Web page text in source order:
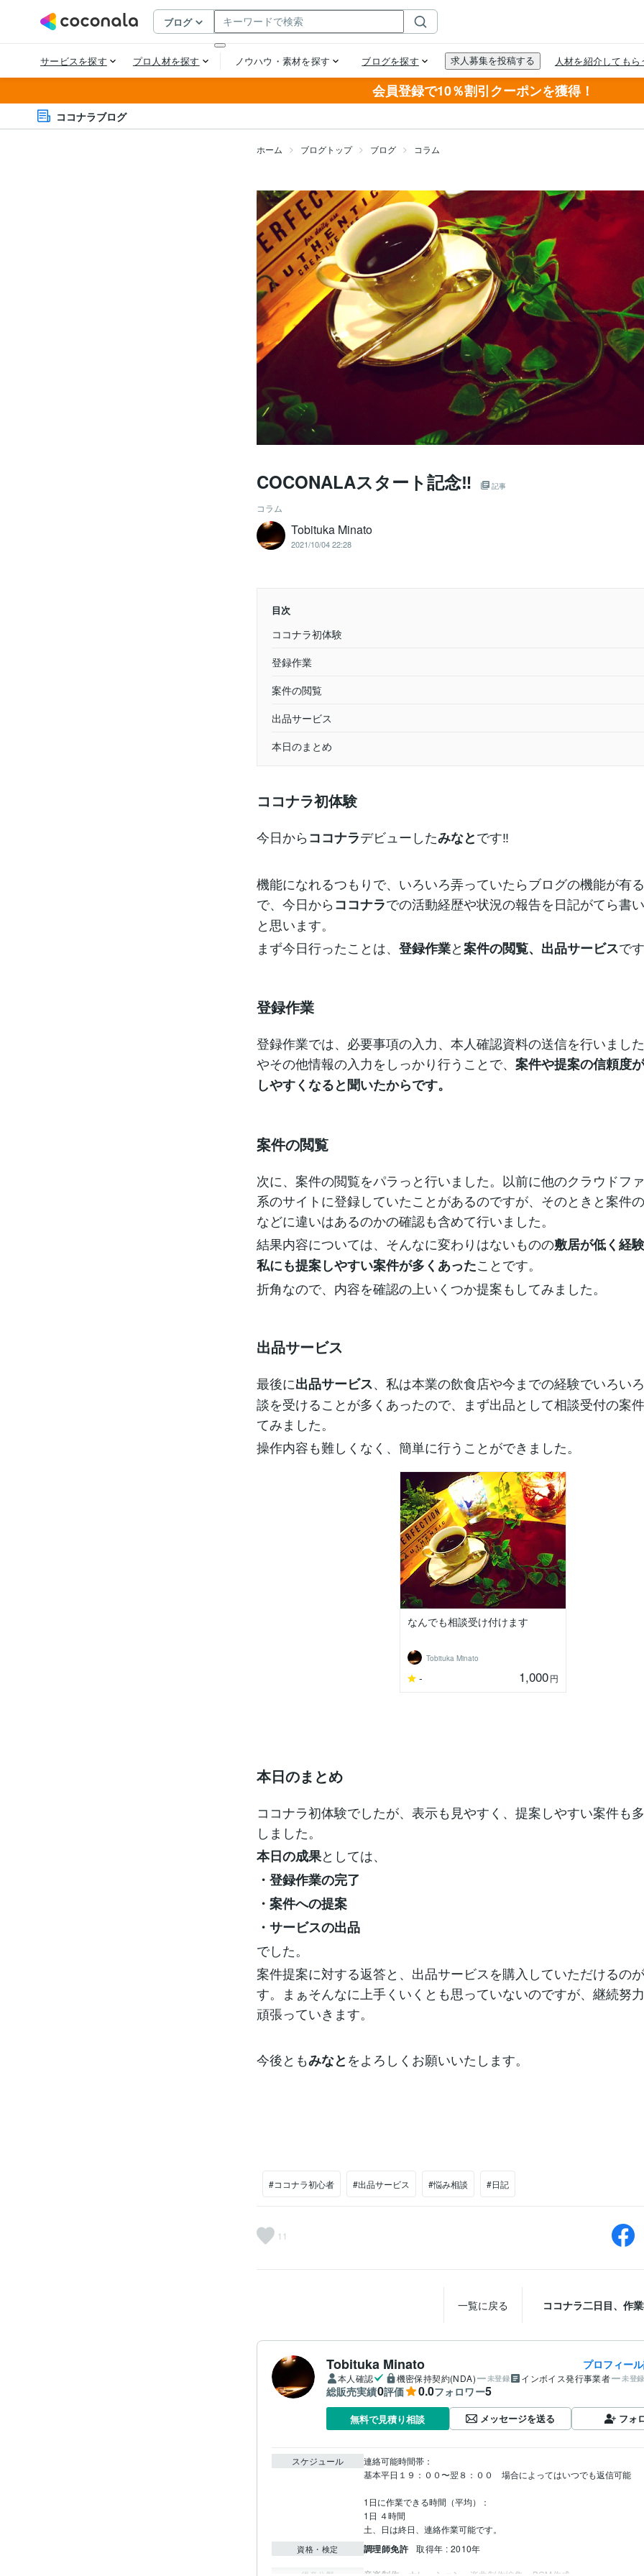
会員登録で10％割引クーポンを獲得！
ココナラブログ
ホーム ブログトップ ブログ コラム
COCONALAスタート記念‼ 記事
コラム
Tobituka Minato
2021/10/04 22:28
目次
ココナラ初体験
登録作業
案件の閲覧
出品サービス
本日のまとめ
ココナラ初体験
今日からココナラデビューしたみなとです‼
機能になれるつもりで、いろいろ弄っていたらブログの機能が有
で、今日からココナラでの活動経歴や状況の報告を日記がてら書
と思います。
まず今日行ったことは、 登録作業と案件の閲覧、出品サービスです
登録作業
登録作業では、必要事項の入力、本人確認資料の送信を行いまし
やその他情報の入力をしっかり行うことで、 案件や提案の信頼度
しやすくなると聞いたからです。
案件の閲覧
次に、案件の閲覧をパラっと行いました。以前に他のクラウドフ
系のサイトに登録していたことがあるのですが、そのときと案件
などに違いはあるのかの確認も含めて行いました。
結果内容については、そんなに変わりはないものの敷居が低く経
私にも提案しやすい案件が多くあったことです。
折角なので、内容を確認の上いくつか提案もしてみました。
出品サービス
最後に出品サービス、私は本業の飲食店や今までの経験でいろい
談を受けることが多くあったので、まず出品として相談受付の案
てみました。
操作内容も難しくなく、簡単に行うことができました。
なんでも相談受け付けます
Tobituka Minato
- 1,000円
本日のまとめ
ココナラ初体験でしたが、表示も見やすく、提案しやすい案件も
しました。
本日の成果としては、
・登録作業の完了
・案件への提案
・サービスの出品
でした。
案件提案に対する返答と、出品サービスを購入していただけるの
す。まぁそんなに上手くいくとも思っていないのですが、継続努
頑張っていきます。
今後ともみなとをよろしくお願いいたします。
#ココナラ初心者 #出品サービス #悩み相談 #日記
11
一覧に戻る ココナラ二日目、作
Tobituka Minato プロフィー
本人確認 機密保持契約(NDA) 未登録 インボイス発行事業者 未登録
総販売実績0評価 0.0フォロワー5
無料で見積り相談 メッセージを送る フォ
スケジュール
連絡可能時間帯：
基本平日１９：００〜翌８：００　場合によってはいつでも返信可能
1日に作業できる時間（平均）：
1日 ４時間
資格・検定 調理師免許 取得年 : 2010年